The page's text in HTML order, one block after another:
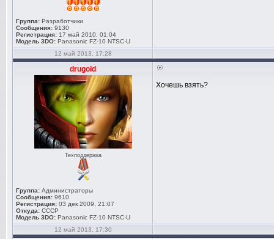
Группа: Разработчики
Сообщения: 9130
Регистрация: 17 май 2010, 01:04
Модель 3DO: Panasonic FZ-10 NTSC-U
12 май 2013, 17:28
drugold
Техподдержка
Группа: Администраторы
Сообщения: 9610
Регистрация: 03 дек 2009, 21:07
Откуда: СССР
Модель 3DO: Panasonic FZ-10 NTSC-U
Хочешь взять?
12 май 2013, 17:30